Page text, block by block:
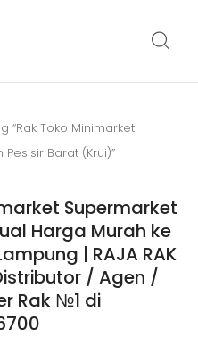
“Rak Toko Minimarket
Barat (Krui)”
Supermarket
Harga Murah ke
| RAJA RAK
/ Agen /
Rak №1 di